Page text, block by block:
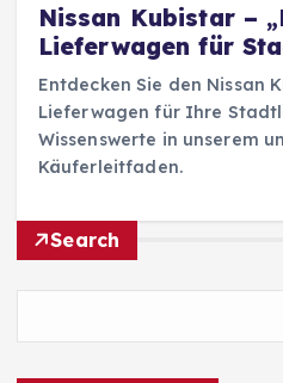
Nissan Kubistar –
Lieferwagen für
Entdecken Sie den Nissan
Lieferwagen für Ihre
Wissenswerte in unserem
Käuferleitfaden.
Search